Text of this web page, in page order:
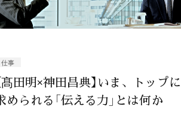
仕事
髙田明×神田昌典】いま、トップに
められる「伝える力」とは何か